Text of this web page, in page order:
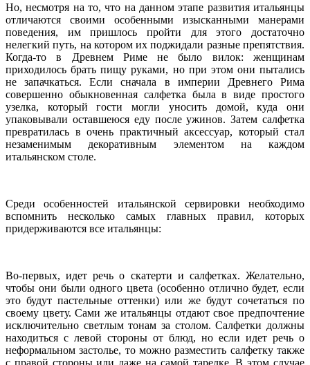
Но, несмотря на то, что на данном этапе развития итальянцы
отличаются своими особенными изысканными манерами
поведения, им пришлось пройти для этого достаточно
нелегкий путь, на котором их поджидали разные препятствия.
Когда-то в Древнем Риме не было вилок: женщинам
приходилось брать пищу руками, но при этом они пытались
не запачкаться. Если сначала в империи Древнего Рима
совершенно обыкновенная салфетка была в виде простого
узелка, который гости могли уносить домой, куда они
упаковывали оставшеюся еду после ужинов. Затем салфетка
превратилась в очень практичный аксессуар, который стал
незаменимым декоративным элементом на каждом
итальянском столе.
Среди особенностей итальянской сервировки необходимо
вспомнить несколько самых главных правил, которых
придерживаются все итальянцы:
Во-первых, идет речь о скатерти и салфетках. Желательно,
чтобы они были одного цвета (особенно отлично будет, если
это будут пастельные оттенки) или же будут сочетаться по
своему цвету. Сами же итальянцы отдают свое предпочтение
исключительно светлым тонам за столом. Салфетки должны
находиться с левой стороны от блюд, но если идет речь о
неформальном застолье, то можно разместить салфетку также
с правой стороны или даже на самой тарелке. В этом случае